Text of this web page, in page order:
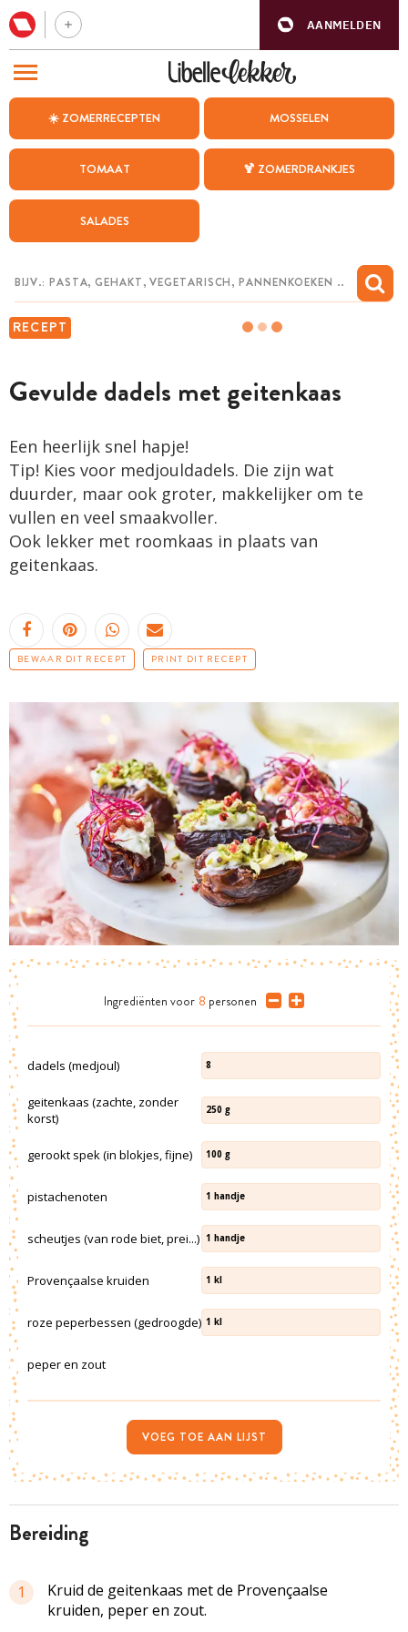
AANMELDEN
☀️ ZOMERRECEPTEN MOSSELEN
TOMAAT 🍹 ZOMERDRANKJES
SALADES
RECEPT
Gevulde dadels met geitenkaas
Een heerlijk snel hapje!
Tip! Kies voor medjouldadels. Die zijn wat
duurder, maar ook groter, makkelijker om te
vullen en veel smaakvoller.
Ook lekker met roomkaas in plaats van
geitenkaas.
BEWAAR DIT RECEPT PRINT DIT RECEPT
bereiding
1
Kruid de geitenkaas met de Provençaalse
kruiden, peper en zout.
Ingrediënten voor 8 personen
dadels (medjoul) 8
geitenkaas (zachte, zonder
korst)
250 g
gerookt spek (in blokjes, fijne) 100 g
pistachenoten 1 handje
scheutjes (van rode biet, prei...) 1 handje
Provençaalse kruiden 1 kl
roze peperbessen (gedroogde) 1 kl
peper en zout
VOEG TOE AAN LIJST
BEZOEK ONZE ANDERE WEBSITES
WEEKMENU
CHAT MET MAIA
MIJN BEWAARDE RECEPTEN